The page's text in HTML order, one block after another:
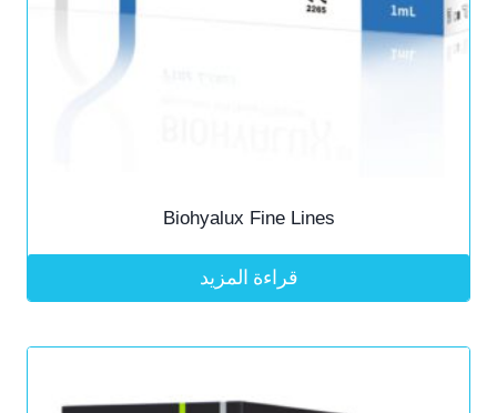
Biohyalux Fine Lines
قراءة المزيد